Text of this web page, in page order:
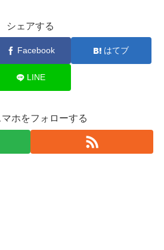
シェアする
Facebook はてブ
LINE
ホをフォローする